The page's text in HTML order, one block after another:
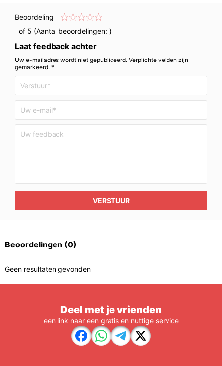
Beoordeling
of 5 (Aantal beoordelingen: )
Laat feedback achter
Uw e-mailadres wordt niet gepubliceerd. Verplichte velden zijn
gemarkeerd. *
VERSTUUR
Beoordelingen (0)
Geen resultaten gevonden
Deel met je vrienden
een link naar een gratis en nuttige service